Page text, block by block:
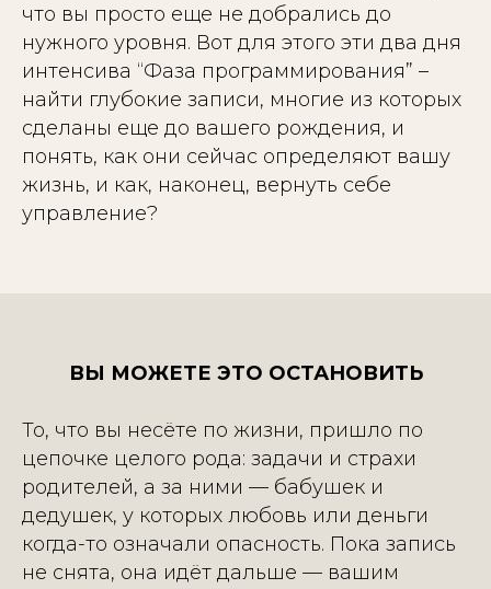
что вы просто еще не добрались до
нужного уровня. Вот для этого эти два дня
интенсива “Фаза программирования” –
найти глубокие записи, многие из которых
сделаны еще до вашего рождения, и
понять, как они сейчас определяют вашу
жизнь, и как, наконец, вернуть себе
управление?
ВЫ МОЖЕТЕ ЭТО ОСТАНОВИТЬ
То, что вы несёте по жизни, пришло по
цепочке целого рода: задачи и страхи
родителей, а за ними — бабушек и
дедушек, у которых любовь или деньги
когда-то означали опасность. Пока запись
не снята, она идёт дальше — вашим